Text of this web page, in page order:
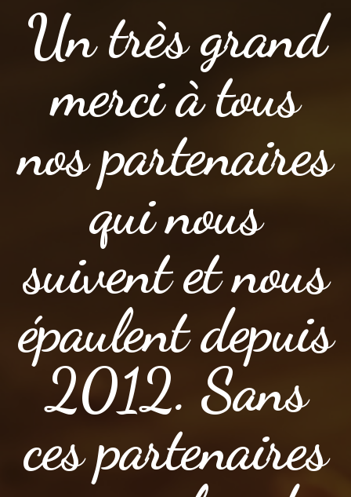
Un très grand
merci à tous
nos partenaires
qui nous
suivent et nous
épaulent depuis
2012. Sans
ces partenaires